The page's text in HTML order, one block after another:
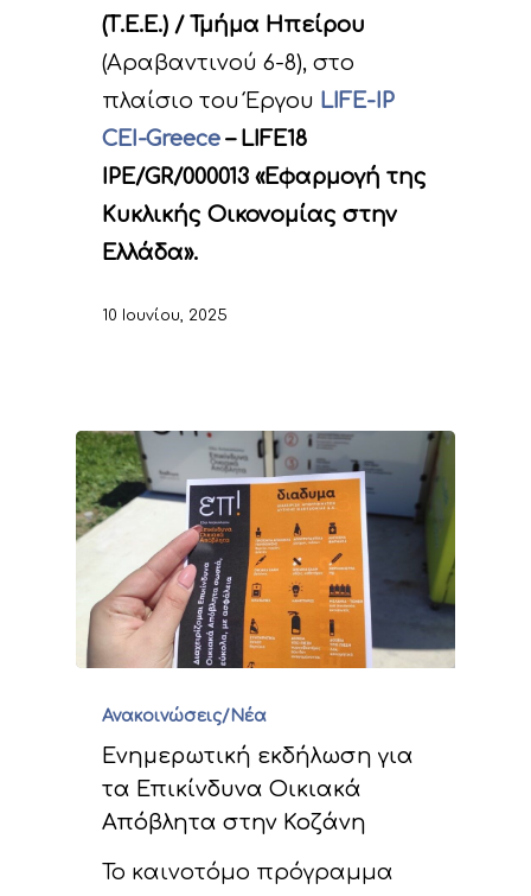
(Τ.Ε.Ε.) / Τμήμα Ηπείρου
(Αραβαντινού 6-8), στο
πλαίσιο του Έργου LIFE-IP
CEI-Greece – LIFE18
IPE/GR/000013 «Εφαρμογή της
Κυκλικής Οικονομίας στην
Ελλάδα».
10 Ιουνίου, 2025
Ανακοινώσεις/Νέα
Ενημερωτική εκδήλωση για
τα Επικίνδυνα Οικιακά
Απόβλητα στην Κοζάνη
Το καινοτόμο πρόγραμμα